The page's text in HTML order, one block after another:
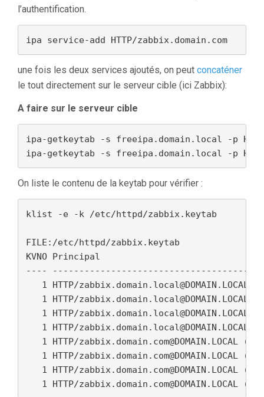
l’authentification.
ipa service-add HTTP/zabbix.domain.com
une fois les deux services ajoutés, on peut concaténer
le tout directement sur le serveur cible (ici Zabbix):
A faire sur le serveur cible
ipa-getkeytab -s freeipa.domain.local -p
ipa-getkeytab -s freeipa.domain.local -p
On liste le contenu de la keytab pour vérifier :
klist -e -k /etc/httpd/zabbix.keytab
FILE:/etc/httpd/zabbix.keytab
KVNO Principal
----
1 HTTP/zabbix.domain.local@DOMAIN.LOCAL
1 HTTP/zabbix.domain.local@DOMAIN.LOCAL
1 HTTP/zabbix.domain.local@DOMAIN.LOCAL
1 HTTP/zabbix.domain.local@DOMAIN.LOCAL
1 HTTP/zabbix.domain.com@DOMAIN.LOCAL
1 HTTP/zabbix.domain.com@DOMAIN.LOCAL
1 HTTP/zabbix.domain.com@DOMAIN.LOCAL
1 HTTP/zabbix.domain.com@DOMAIN.LOCAL